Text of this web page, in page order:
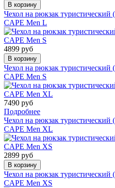
В корзину
Чехол на рюкзак
CAPE Men L
4899 руб
В корзину
Чехол на рюкзак
CAPE Men S
7490 руб
Подробнее
Чехол на рюкзак
CAPE Men XL
2899 руб
В корзину
Чехол на рюкзак
CAPE Men XS